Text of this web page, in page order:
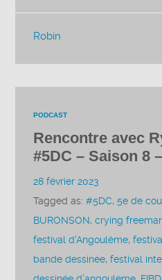
Robin
PODCAST
Rencontre avec
#5DC – Saison 8
28 février 2023
Tagged as:#5DC,5e de
BURONSON,crying
festival d'Angoulême,
bande dessinée,festival